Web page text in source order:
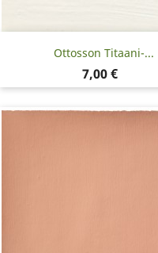
Ottosson Titaani-...
Hinta
7,00 €